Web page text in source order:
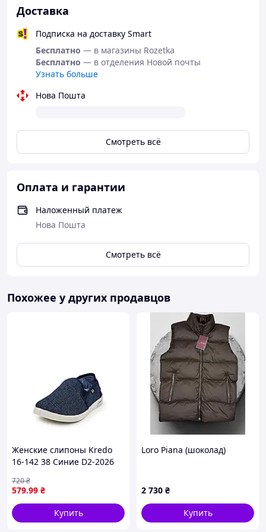
Комфортные эргономичные модели с хорошей
амортизацией и удобной посадкой на ноге.
Доставка
Подписка на доставку Smart
Бесплатно — в магазины Rozetka
Бесплатно — в отделения Новой почты
Узнать больше
Нова Пошта
Смотреть всё
Оплата и гарантии
Наложенный платеж
Нова Пошта
Смотреть всё
Похожее у других продавцов
Женские слипоны Kredo
16-142 38 Синие D2-2026
579.99 ₴
720₴
Купить
Loro Piana (шоколад)
2 730 ₴
Купить